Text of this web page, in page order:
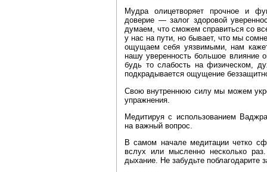
Мудра олицетворяет прочное и
доверие — залог здоровой
думаем, что сможем справиться со
у нас на пути, но бывает, что мы
ощущаем себя уязвимыми, нам
нашу уверенность большое влияние
будь то слабость на физическом,
подкрадывается ощущение
Свою внутреннюю силу мы можем
упражнения.
Медитируя с использованием
на важный вопрос.
В самом начале медитации четко
вслух или мысленно несколько
дыхание. Не забудьте поблагодарите